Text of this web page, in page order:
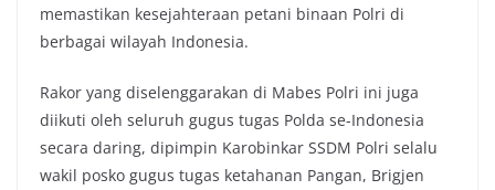
memastikan kesejahteraan petani binaan Polri di
berbagai wilayah Indonesia.
Rakor yang diselenggarakan di Mabes Polri ini juga
diikuti oleh seluruh gugus tugas Polda se-Indonesia
secara daring, dipimpin Karobinkar SSDM Polri selalu
wakil posko gugus tugas ketahanan Pangan, Brigjen